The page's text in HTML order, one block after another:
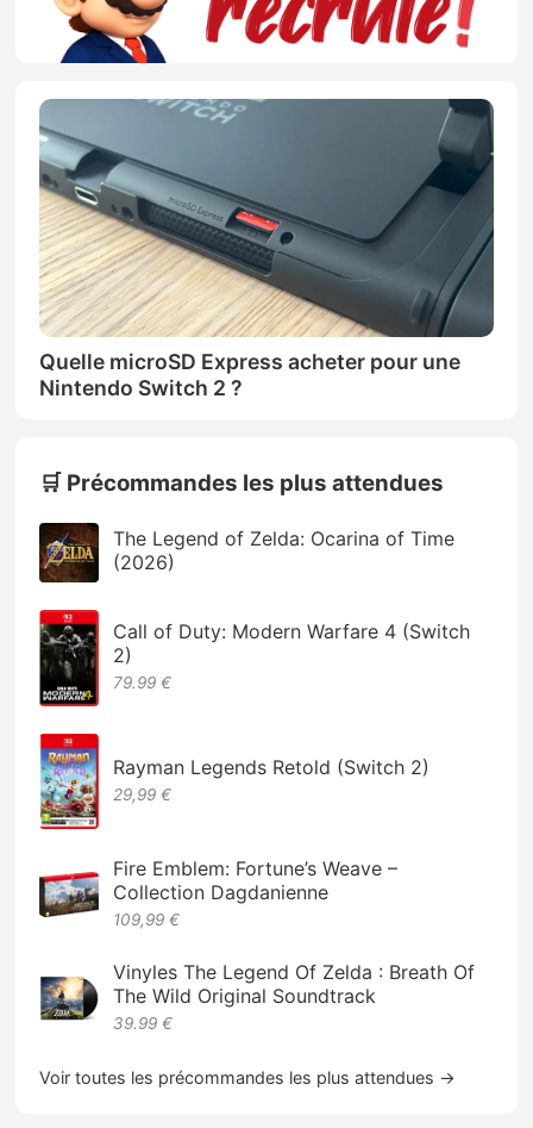
Quelle microSD Express acheter pour une
Nintendo Switch 2 ?
🛒 Précommandes les plus attendues
The Legend of Zelda: Ocarina of Time
(2026)
Call of Duty: Modern Warfare 4 (Switch
2)
79.99 €
Rayman Legends Retold (Switch 2)
29,99 €
Fire Emblem: Fortune’s Weave –
Collection Dagdanienne
109,99 €
Vinyles The Legend Of Zelda : Breath Of
The Wild Original Soundtrack
39.99 €
Voir toutes les précommandes les plus attendues →